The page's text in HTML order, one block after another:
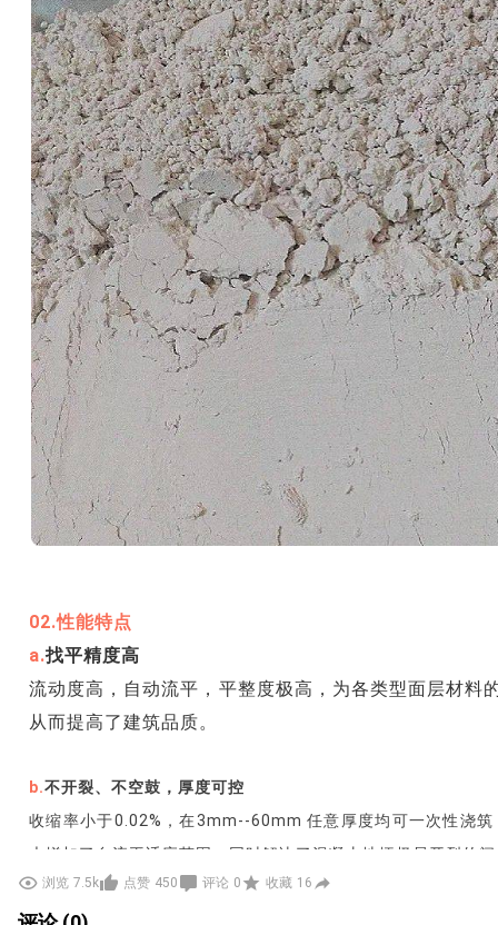
02.性能特点
a.找平精度高
流动度高，自动流平，平整度极高，为各类型面层材料
从而提高了建筑品质。
b.不开裂、不空鼓，厚度可控
收缩率小于0.02%，在3mm--60mm 任意厚度均可一次性浇
大增加了自流平适应范围，同时解决了混凝土地坪极易开裂的
浏览 7.5k 点赞 450 评论 0 收藏 16